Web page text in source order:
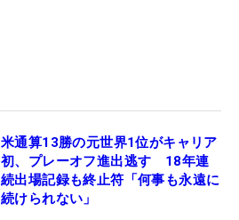
米通算13勝の元世界1位がキャリア
初、プレーオフ進出逃す 18年連
続出場記録も終止符「何事も永遠に
続けられない」